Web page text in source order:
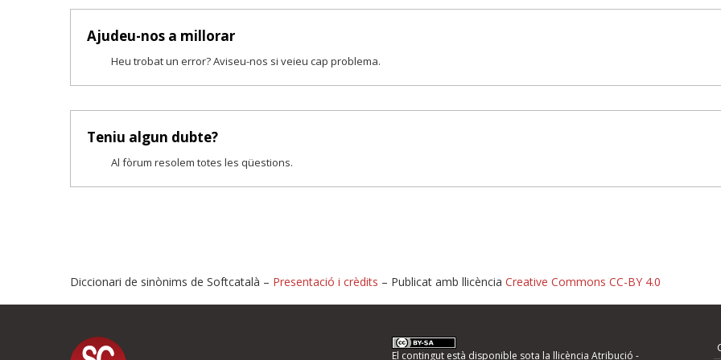
Ajudeu-nos a millorar
Heu trobat un error? Aviseu-nos si veieu cap problema.
Teniu algun dubte?
Al fòrum resolem totes les qüestions.
Proposeu-nos millores o informeu d'errors
Diccionari de sinònims de Softcatalà – Presentació i crèdits – Publicat amb llicència Creative Commons CC-BY 4.0
El contingut està disponible sota la llicència Atribució -